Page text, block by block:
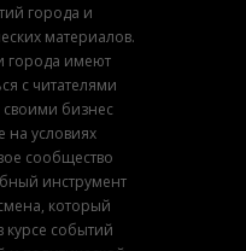
города и
материалов.
города имеют
с читателями
бизнес
на условиях
сообщество
инструмент
который
курсе событий